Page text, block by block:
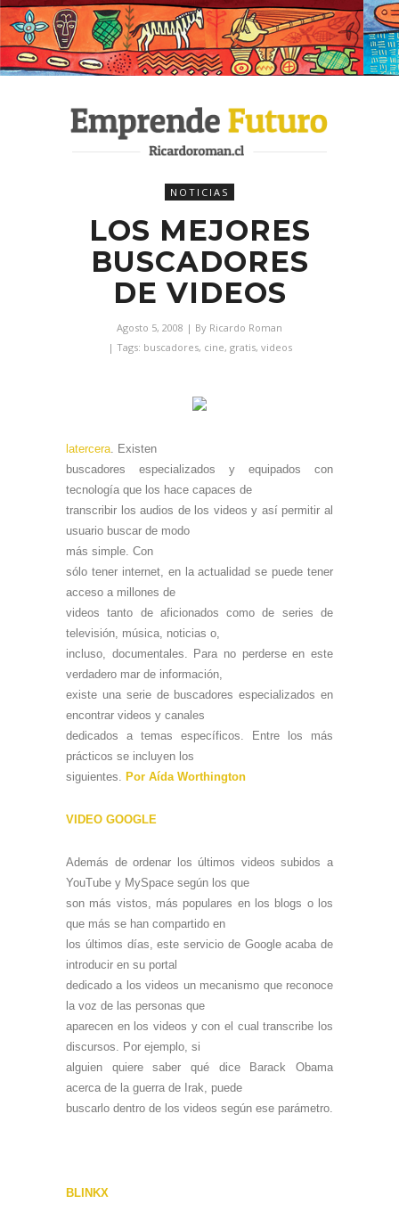
NOTICIAS
LOS MEJORES
BUSCADORES
DE VIDEOS
Agosto 5, 2008 | By Ricardo Roman
| Tags: buscadores, cine, gratis, videos
latercera . Existen
buscadores especializados y equipados con
tecnología que los hace capaces de
transcribir los audios de los videos y así permitir al
usuario buscar de modo
más simple. Con
sólo tener internet, en la actualidad se puede tener
acceso a millones de
videos tanto de aficionados como de series de
televisión, música, noticias o,
incluso, documentales. Para no perderse en este
verdadero mar de información,
existe una serie de buscadores especializados en
encontrar videos y canales
dedicados a temas específicos. Entre los más
prácticos se incluyen los
siguientes.
Por Aída Worthington
VIDEO GOOGLE
Además de ordenar los últimos videos subidos a
YouTube y MySpace según los que
son más vistos, más populares en los blogs o los
que más se han compartido en
los últimos días, este servicio de Google acaba de
introducir en su portal
dedicado a los videos un mecanismo que reconoce
la voz de las personas que
aparecen en los videos y con el cual transcribe los
discursos. Por ejemplo, si
alguien quiere saber qué dice Barack Obama
acerca de la guerra de Irak, puede
buscarlo dentro de los videos según ese parámetro.
BLINKX